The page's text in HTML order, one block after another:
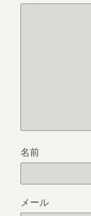
名前
メール